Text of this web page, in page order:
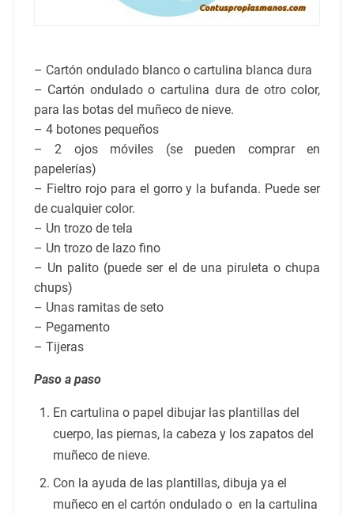
– Cartón ondulado blanco o cartulina blanca dura
– Cartón ondulado o cartulina dura de otro color,
para las botas del muñeco de nieve.
– 4 botones pequeños
– 2 ojos móviles (se pueden comprar en
papelerías)
– Fieltro rojo para el gorro y la bufanda. Puede ser
de cualquier color.
– Un trozo de tela
– Un trozo de lazo fino
– Un palito (puede ser el de una piruleta o chupa
chups)
– Unas ramitas de seto
– Pegamento
– Tijeras
Paso a paso
En cartulina o papel dibujar las plantillas del
cuerpo, las piernas, la cabeza y los zapatos del
muñeco de nieve.
Con la ayuda de las plantillas, dibuja ya el
muñeco en el cartón ondulado o en la cartulina